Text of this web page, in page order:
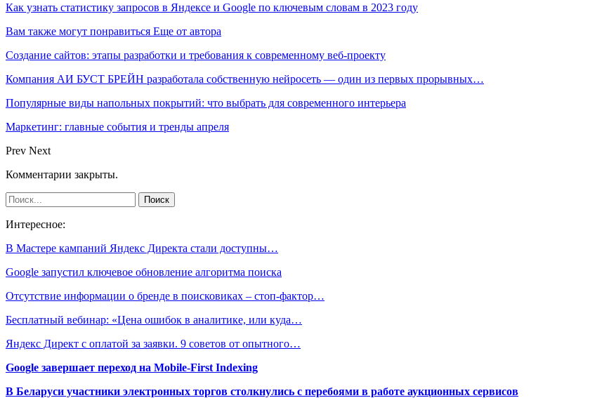
Как узнать статистику запросов в Яндексе и Google по ключевым словам в 2023 году
Вам также могут понравиться Еще от автора
Создание сайтов: этапы разработки и требования к современному веб-проекту
Компания АИ БУСТ БРЕЙН разработала собственную нейросеть — один из первых прорывных…
Популярные виды напольных покрытий: что выбрать для современного интерьера
Маркетинг: главные события и тренды апреля
Prev Next
Комментарии закрыты.
Интересное:
В Мастере кампаний Яндекс Директа стали доступны…
Google запустил ключевое обновление алгоритма поиска
Отсутствие информации о бренде в поисковиках – стоп-фактор…
Бесплатный вебинар: «Цена ошибок в аналитике, или куда…
Яндекс Директ с оплатой за заявки. 9 советов от опытного…
Google завершает переход на Mobile-First Indexing
В Беларуси участники электронных торгов столкнулись с перебоями в работе аукционных сервисов